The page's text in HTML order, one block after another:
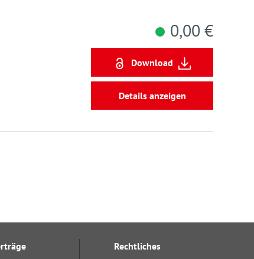
0,00 €
Download
Details anzeigen
Rechtliches